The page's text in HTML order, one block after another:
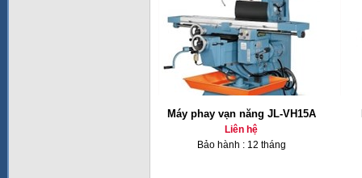
Máy phay vạn năng JL-VH15A
Liên hệ
Bảo hành : 12 tháng